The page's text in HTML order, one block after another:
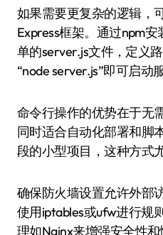
如果需要更复杂的逻辑，
Express框架。通过npm
单的server.js文件，定义
“node server.js”即可启动服
命令行操作的优势在于无
同时适合自动化部署和脚
段的小型项目，这种方式
确保防火墙设置允许外部
使用iptables或ufw进行规
理如Nginx来增强安全性和